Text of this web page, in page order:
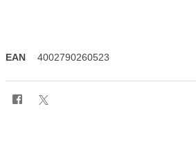
EAN 4002790260523